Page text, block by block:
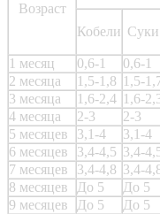
Возраст
Кобели Суки
1 месяц 0,6-1 0,6-1
2 месяца
1,5-1,8 1,5-
3 месяца
1,6-2,4 1,6-
4 месяца
2-3 2-3
5 месяцев
3,1-4 3,1-4
6 месяцев
3,4-4,5 3,4-
7 месяцев
3,4-4,8 3,4-
8 месяцев
До 5 До 5
9 месяцев
До 5 До 5